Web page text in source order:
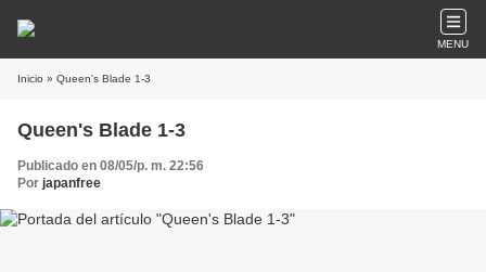
MENU
Inicio » Queen's Blade 1-3
Queen's Blade 1-3
Publicado en 08/05/p. m. 22:56
Por japanfree